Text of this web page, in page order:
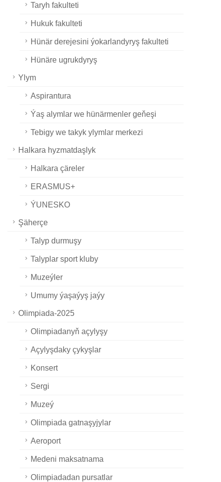
Taryh fakulteti
Hukuk fakulteti
Hünär derejesini ýokarlandyryş fakulteti
Hünäre ugrukdyryş
Ylym
Aspirantura
Ýaş alymlar we hünärmenler geňeşi
Tebigy we takyk ylymlar merkezi
Halkara hyzmatdaşlyk
Halkara çäreler
ERASMUS+
ÝUNESKO
Şäherçe
Talyp durmuşy
Talyplar sport kluby
Muzeýler
Umumy ýaşaýyş jaýy
Olimpiada-2025
Olimpiadanyň açylyşy
Açylyşdaky çykyşlar
Konsert
Sergi
Muzeý
Olimpiada gatnaşyjylar
Aeroport
Medeni maksatnama
Olimpiadadan pursatlar